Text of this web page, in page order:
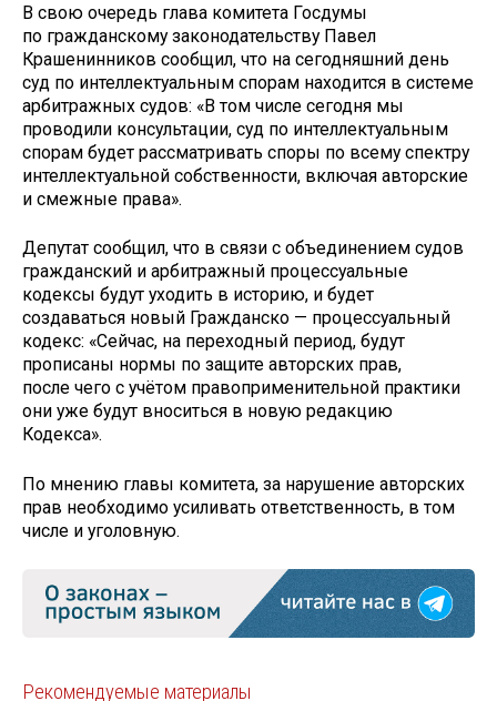
В свою очередь глава комитета Госдумы
по гражданскому законодательству Павел
Крашенинников сообщил, что на сегодняшний день
суд по интеллектуальным спорам находится в системе
арбитражных судов: «В том числе сегодня мы
проводили консультации, суд по интеллектуальным
спорам будет рассматривать споры по всему спектру
интеллектуальной собственности, включая авторские
и смежные права».
Депутат сообщил, что в связи с объединением судов
гражданский и арбитражный процессуальные
кодексы будут уходить в историю, и будет
создаваться новый Гражданско — процессуальный
кодекс: «Сейчас, на переходный период, будут
прописаны нормы по защите авторских прав,
после чего с учётом правоприменительной практики
они уже будут вноситься в новую редакцию
Кодекса».
По мнению главы комитета, за нарушение авторских
прав необходимо усиливать ответственность, в том
числе и уголовную.
Рекомендуемые материалы